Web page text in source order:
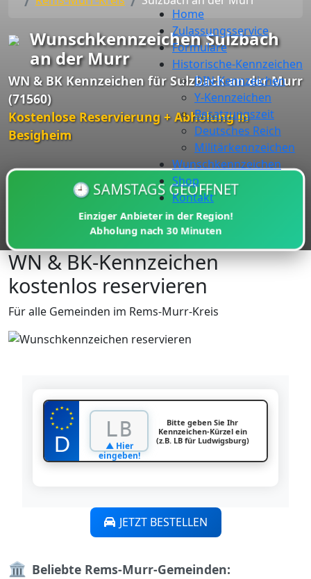
Home
Zulassungsservice
Formulare
Historische-Kennzeichen
DIN-Kennzeichen
Y-Kennzeichen
Besatzungszeit
Deutsches Reich
Militärkennzeichen
Wunschkennzeichen
Shop
Kontakt
Wunschkennzeichen Sulzbach
an der Murr
WN & BK Kennzeichen für Sulzbach an der Murr
(71560)
Kostenlose Reservierung + Abholung in
Besigheim
🕘 SAMSTAGS GEÖFFNET
Einziger Anbieter in der Region!
Abholung nach30 Minuten
WN & BK-Kennzeichen
kostenlos reservieren
Für alle Gemeinden im Rems-Murr-Kreis
★ ★
★
★
★
★
★
★
★
★
★
★
▲ Hier
eingeben!
Bitte geben Sie Ihr
Kennzeichen-Kürzel ein
(z.B. LB für Ludwigsburg)
JETZT BESTELLEN
🏛️ Beliebte Rems-Murr-Gemeinden: